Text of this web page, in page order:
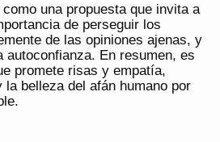
una propuesta que invita a
de perseguir los
de las opiniones ajenas, y
autoconfianza. En resumen, es
promete risas y empatía,
belleza del afán humano por